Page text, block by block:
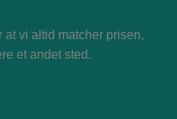
vi altid matcher prisen,
et andet sted.